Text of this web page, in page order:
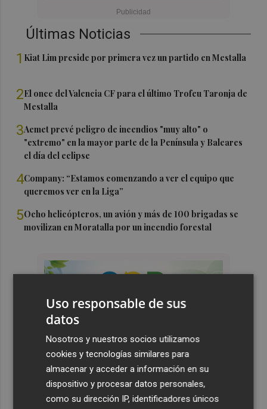
Últimas Noticias
1 Kiat Lim preside por primera vez un partido en Mestalla
2El once del Valencia CF para el último Trofeu Taronja de
Mestalla
3Aemet prevé peligro de incendios "muy alto" o
"extremo" en la mayor parte de la Península y Baleares
el día del eclipse
4Company: “Estamos comenzando a ver el equipo que
queremos ver en la Liga”
5Ocho helicópteros, un avión y más de 100 brigadas se
movilizan en Moratalla por un incendio forestal
Uso responsable de sus
datos
Nosotros y nuestros socios utilizamos
cookies y tecnologías similares para
almacenar y acceder a información en su
dispositivo y procesar datos personales,
como su dirección IP, identificadores únicos